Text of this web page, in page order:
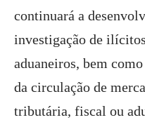
continuará a
investigação de
aduaneiros, bem
da circulação de
tributária, fiscal ou